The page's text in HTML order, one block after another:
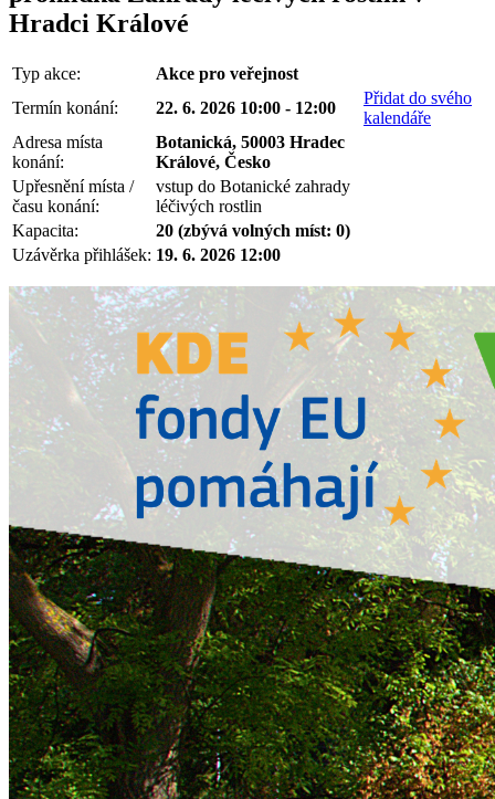
Hradci Králové
Typ akce:
Akce pro veřejnost
Termín konání:
22. 6. 2026 10:00 - 12:00
Přidat do svého
kalendáře
Adresa místa
konání:
Botanická, 50003 Hradec
Králové, Česko
Upřesnění místa /
času konání:
vstup do Botanické zahrady
léčivých rostlin
Kapacita:
20 (zbývá volných míst: 0)
Uzávěrka přihlášek: 19. 6. 2026 12:00